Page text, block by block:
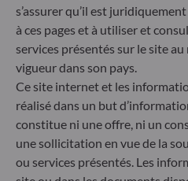
s’assurer qu’il est
à ces pages et à utiliser et
services présentés sur le site au
vigueur dans son pays.
Ce site internet et les
réalisé dans un but
constitue ni une offre, ni un
une sollicitation en vue de la
ou services présentés. Les